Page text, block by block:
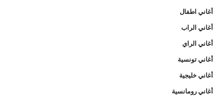
أغاني اطفال
أغاني الراب
أغاني الراي
أغاني تونسية
أغاني خليجية
أغاني رومانسية